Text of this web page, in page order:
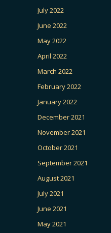
July 2022
June 2022
May 2022
April 2022
March 2022
February 2022
January 2022
December 2021
November 2021
October 2021
September 2021
August 2021
July 2021
June 2021
May 2021